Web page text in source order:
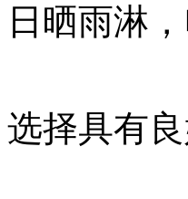
日晒雨淋
选择具有